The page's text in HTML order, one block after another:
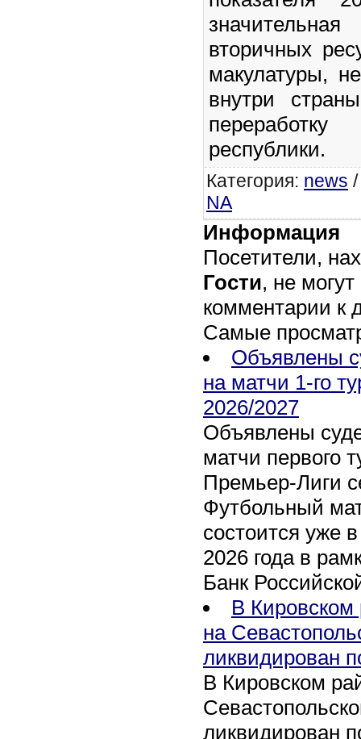
вторичных
макулатуры,
внутри
республики.
Категория: news
NA
Информация
Посетители,
Гости, не
комментарии к
Самые
Объявлены
на матчи 1-го
2026/2027
Объявлены
матчи первого
Премьер-Лиги
Футбольный
состоится уже
2026 года в
Банк
В Кировском
на
ликвидирован
В Кировском
ликвидирован